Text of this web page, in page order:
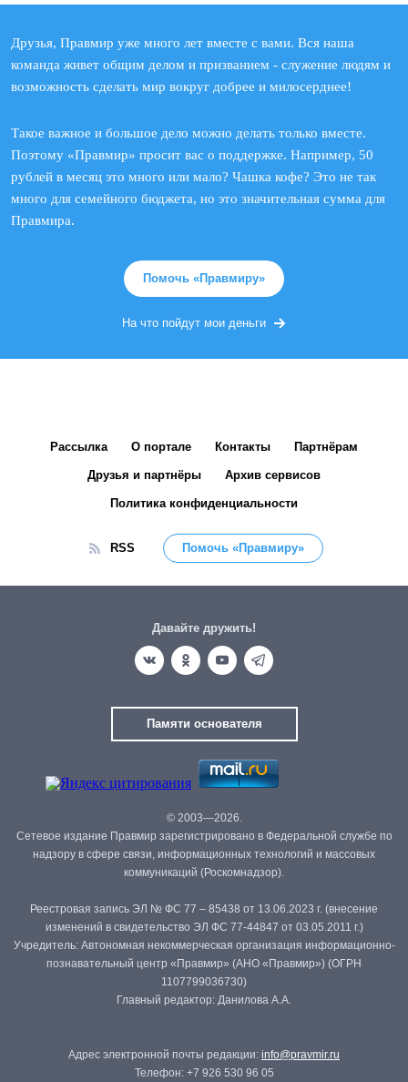
Друзья, Правмир уже много лет вместе с вами. Вся наша
команда живет общим делом и призванием - служение людям и
возможность сделать мир вокруг добрее и милосерднее!
Такое важное и большое дело можно делать только вместе.
Поэтому «Правмир» просит вас о поддержке. Например, 50
рублей в месяц это много или мало? Чашка кофе? Это не так
много для семейного бюджета, но это значительная сумма для
Правмира.
Помочь «Правмиру»
На что пойдут мои деньги
Рассылка О портале Контакты Партнёрам
Друзья и партнёры Архив сервисов
Политика конфиденциальности
RSS Помочь «Правмиру»
Давайте дружить!
Памяти основателя
© 2003—2026.
Сетевое издание Правмир зарегистрировано в Федеральной службе по
надзору в сфере связи, информационных технологий и массовых
коммуникаций (Роскомнадзор).
Реестровая запись ЭЛ № ФС 77 – 85438 от 13.06.2023 г. (внесение
изменений в свидетельство ЭЛ ФС 77-44847 от 03.05.2011 г.)
Учредитель: Автономная некоммерческая организация информационно-
познавательный центр «Правмир» (АНО «Правмир») (ОГРН
1107799036730)
Главный редактор: Данилова А.А.
Адрес электронной почты редакции: info@pravmir.ru
Телефон: +7 926 530 96 05